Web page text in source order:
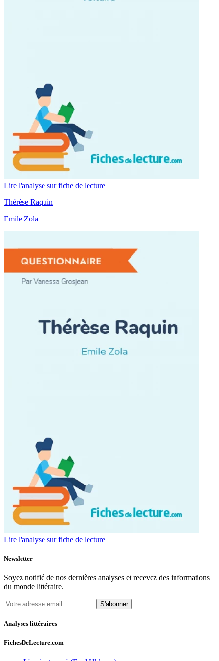
Lire l'analyse sur fiche de lecture
Thérèse Raquin
Emile Zola
Lire l'analyse sur fiche de lecture
Newsletter
Soyez notifié de nos dernières analyses et recevez des informations
du monde littéraire.
S'abonner
Analyses littéraires
FichesDeLecture.com